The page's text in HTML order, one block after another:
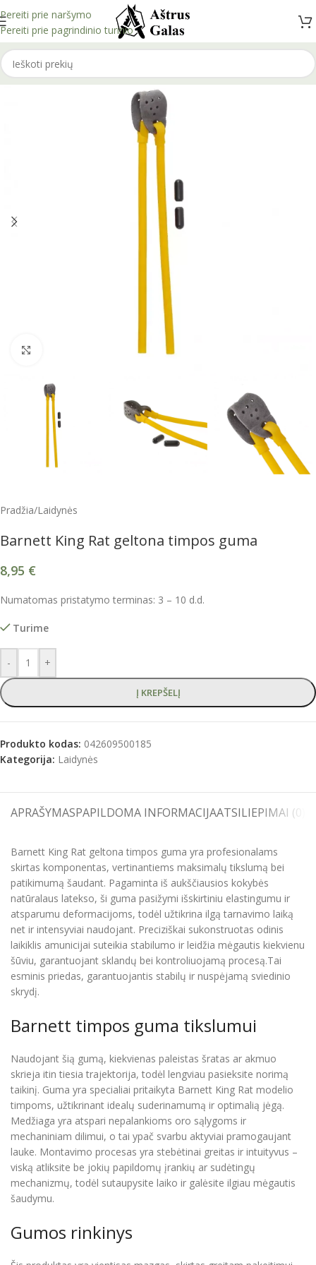
Pereiti prie naršymo
Pereiti prie pagrindinio turinio
Spustelėkite, kad padidintumėte
Pradžia/Laidynės
Barnett King Rat geltona timpos guma
8,95 €
Numatomas pristatymo terminas: 3 – 10 d.d.
Turime
- +
Į KREPŠELĮ
Produkto kodas: 042609500185
Kategorija: Laidynės
APRAŠYMASPAPILDOMA INFORMACIJAATSILIEPIMAI (0)
Barnett King Rat geltona timpos guma yra profesionalams
skirtas komponentas, vertinantiems maksimalų tikslumą bei
patikimumą šaudant. Pagaminta iš aukščiausios kokybės
natūralaus latekso, ši guma pasižymi išskirtiniu elastingumu ir
atsparumu deformacijoms, todėl užtikrina ilgą tarnavimo laiką
net ir intensyviai naudojant. Preciziškai sukonstruotas odinis
laikiklis amunicijai suteikia stabilumo ir leidžia mėgautis kiekvienu
šūviu, garantuojant sklandų bei kontroliuojamą procesą.Tai
esminis priedas, garantuojantis stabilų ir nuspėjamą sviedinio
skrydį.
Barnett timpos guma tikslumui
Naudojant šią gumą, kiekvienas paleistas šratas ar akmuo
skrieja itin tiesia trajektorija, todėl lengviau pasieksite norimą
taikinį. Guma yra specialiai pritaikyta Barnett King Rat modelio
timpoms, užtikrinant idealų suderinamumą ir optimalią jėgą.
Medžiaga yra atspari nepalankioms oro sąlygoms ir
mechaniniam dilimui, o tai ypač svarbu aktyviai pramogaujant
lauke. Montavimo procesas yra stebėtinai greitas ir intuityvus –
viską atliksite be jokių papildomų įrankių ar sudėtingų
mechanizmų, todėl sutaupysite laiko ir galėsite ilgiau mėgautis
šaudymu.
Gumos rinkinys